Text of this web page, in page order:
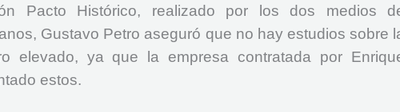
Pacto Histórico, realizado por los dos medios
Gustavo Petro aseguró que no hay estudios sobre
elevado, ya que la empresa contratada por
estos.